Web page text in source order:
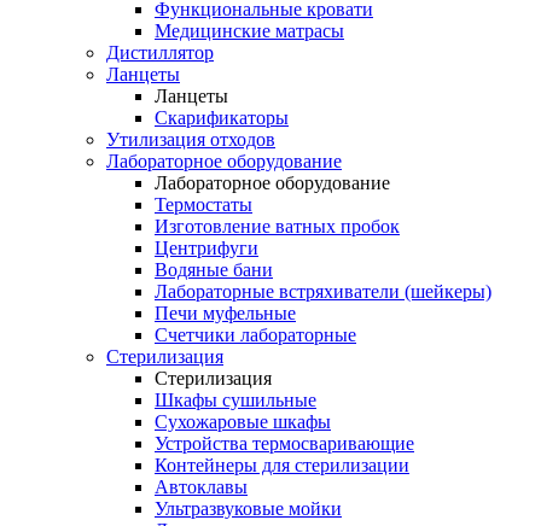
Функциональные кровати
Медицинские матрасы
Дистиллятор
Ланцеты
Ланцеты
Скарификаторы
Утилизация отходов
Лабораторное оборудование
Лабораторное оборудование
Термостаты
Изготовление ватных пробок
Центрифуги
Водяные бани
Лабораторные встряхиватели (шейкеры)
Печи муфельные
Счетчики лабораторные
Стерилизация
Стерилизация
Шкафы сушильные
Сухожаровые шкафы
Устройства термосваривающие
Контейнеры для стерилизации
Автоклавы
Ультразвуковые мойки